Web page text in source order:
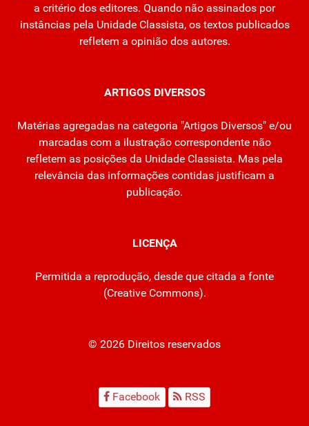
a critério dos editores. Quando não assinados por
instâncias pela Unidade Classista, os textos publicados
refletem a opinião dos autores.
ARTIGOS DIVERSOS
Matérias agregadas na categoria "Artigos Diversos" e/ou
marcadas com a ilustração correspondente não
refletem as posições da Unidade Classista. Mas pela
relevância das informações contidas justificam a
publicação.
LICENÇA
Permitida a reprodução, desde que citada a fonte
(Creative Commons).
© 2026 Direitos reservados
Facebook RSS